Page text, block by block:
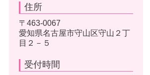
住所
〒463-0067
愛知県名古屋市守山区守山２丁
目２－５
受付時間